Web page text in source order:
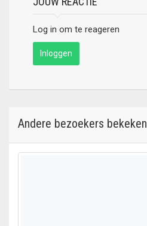
Log in om te reageren
Inloggen
Andere bezoekers bekeken